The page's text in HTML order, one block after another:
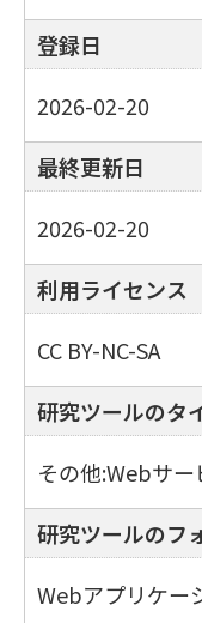
登録日
2026-02-20
最終更新日
2026-02-20
利用ライセンス
CC BY-NC-SA
研究ツールのタ
その他:Webサー
研究ツールのフ
Webアプリケー